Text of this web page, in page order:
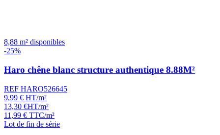
8,88 m² disponibles
-25%
Haro chêne blanc structure authentique 8.88M²
REF HARO526645
9,99 € HT/m²
13,30 €HT/m²
11,99 € TTC/m²
Lot de fin de série